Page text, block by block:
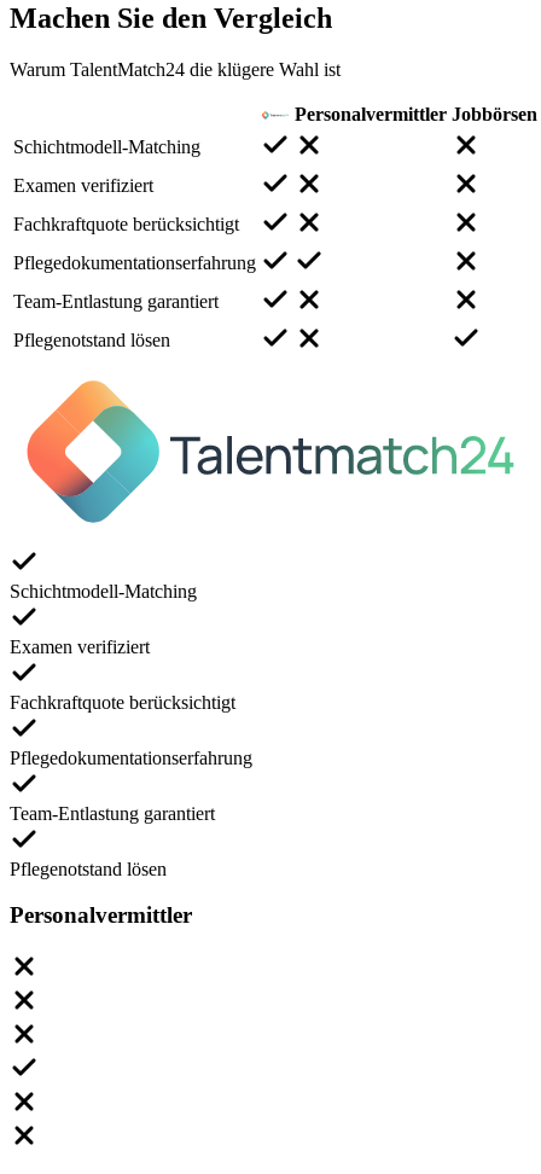
Machen Sie den Vergleich
Warum TalentMatch24 die klügere Wahl ist
Personalvermittler Jobbörsen
Schichtmodell-Matching
Examen verifiziert
Fachkraftquote berücksichtigt
Pflegedokumentationserfahrung
Team-Entlastung garantiert
Pflegenotstand lösen
Schichtmodell-Matching
Examen verifiziert
Fachkraftquote berücksichtigt
Pflegedokumentationserfahrung
Team-Entlastung garantiert
Pflegenotstand lösen
Personalvermittler